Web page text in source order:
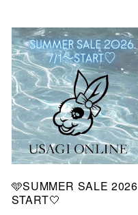
🩵SUMMER SALE 2026
START🤍